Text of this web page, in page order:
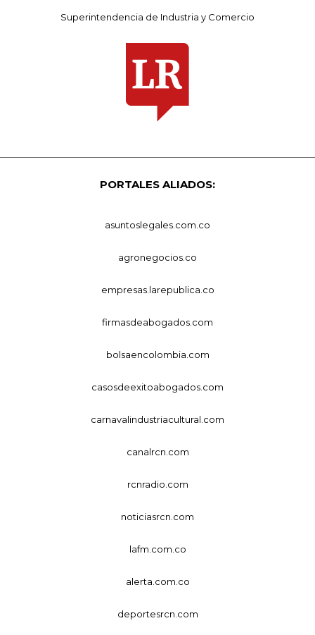
Superintendencia de Industria y Comercio
PORTALES ALIADOS:
asuntoslegales.com.co
agronegocios.co
empresas.larepublica.co
firmasdeabogados.com
bolsaencolombia.com
casosdeexitoabogados.com
carnavalindustriacultural.com
canalrcn.com
rcnradio.com
noticiasrcn.com
lafm.com.co
alerta.com.co
deportesrcn.com